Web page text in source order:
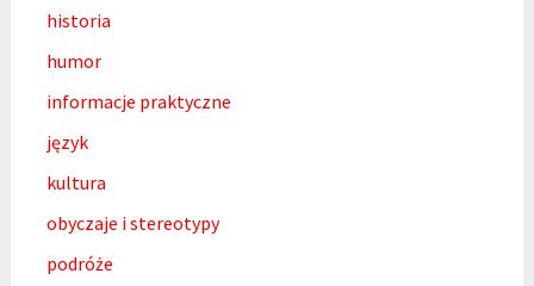
historia
humor
informacje praktyczne
język
kultura
obyczaje i stereotypy
podróże